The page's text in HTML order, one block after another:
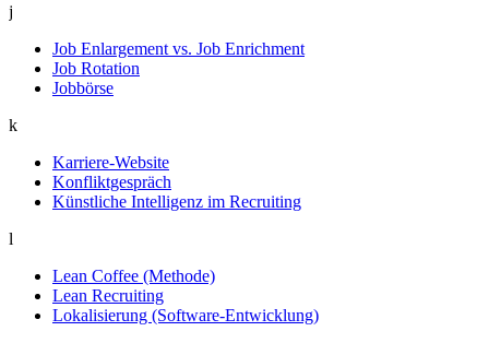
j
Job Enlargement vs. Job Enrichment
Job Rotation
Jobbörse
k
Karriere-Website
Konfliktgespräch
Künstliche Intelligenz im Recruiting
l
Lean Coffee (Methode)
Lean Recruiting
Lokalisierung (Software-Entwicklung)